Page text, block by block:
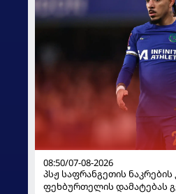
08:50/07-08-2026
პსჟ საფრანგეთის
ფეხბურთელის დამატებას